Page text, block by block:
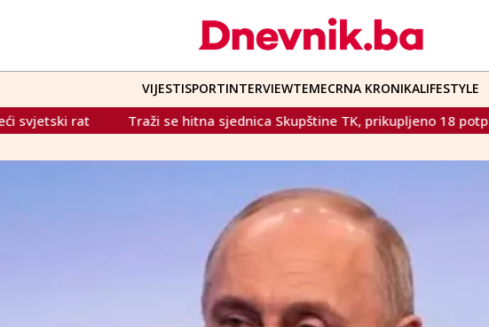
VIJESTISPORTINTERVIEWTEMECRNA KRONIKALIFESTYLE
Traži se hitna sjednica Skupštine TK, prikupljeno 18 potpisa za smjenu Vlade